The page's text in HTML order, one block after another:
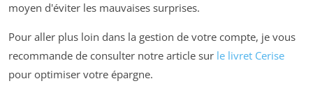
moyen d'éviter les mauvaises surprises.
Pour aller plus loin dans la gestion de votre compte, je vous
recommande de consulter notre article sur le livret Cerise
pour optimiser votre épargne.